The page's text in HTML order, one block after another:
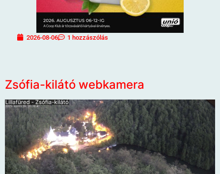
2026-08-06 1 hozzászólás
Zsófia-kilátó webkamera